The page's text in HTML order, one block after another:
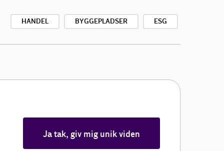
HANDEL BYGGEPLADSER ESG
Ja tak, giv mig unik viden